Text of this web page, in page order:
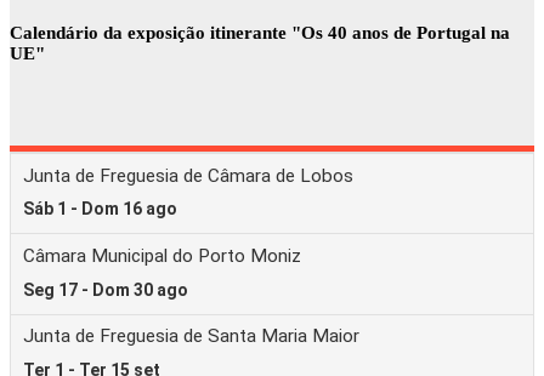
Calendário da exposição itinerante "Os 40 anos de Portugal na
UE"